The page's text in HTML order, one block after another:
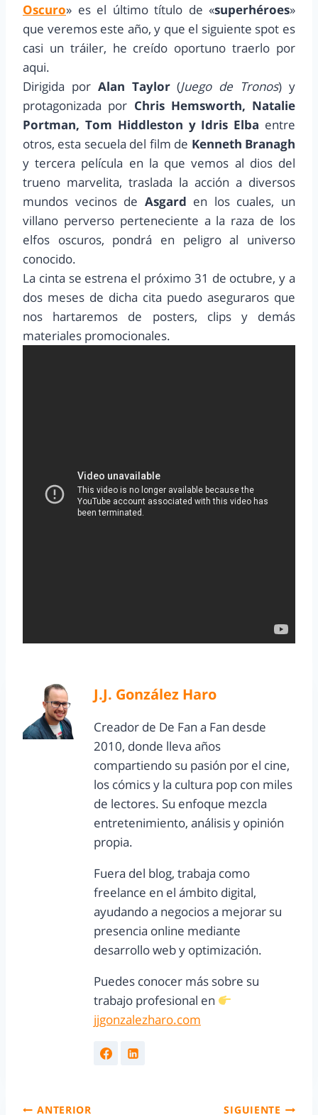
Oscuro» es el último título de «superhéroes»
que veremos este año, y que el siguiente spot es
casi un tráiler, he creído oportuno traerlo por
aqui.
Dirigida porAlan Taylor(Juego de Tronos) y
protagonizada por Chris Hemsworth, Natalie
Portman, Tom Hiddleston y Idris Elba entre
otros, esta secuela del film de Kenneth Branagh
y tercera película en la que vemos al dios del
trueno marvelita, traslada la acción a diversos
mundos vecinos de Asgard en los cuales, un
villano perverso perteneciente a la raza de los
elfos oscuros, pondrá en peligro al universo
conocido.
La cinta se estrena el próximo 31 de octubre, y a
dos meses de dicha cita puedo aseguraros que
nos hartaremos de posters, clips y demás
materiales promocionales.
J.J. González Haro
Creador de De Fan a Fan desde
2010, donde lleva años
compartiendo su pasión por el cine,
los cómics y la cultura pop con miles
de lectores. Su enfoque mezcla
entretenimiento, análisis y opinión
propia.
Fuera del blog, trabaja como
freelance en el ámbito digital,
ayudando a negocios a mejorar su
presencia online mediante
desarrollo web y optimización.
Puedes conocer más sobre su
trabajo profesional en
jjgonzalezharo.com
ANTERIOR SIGUIENTE